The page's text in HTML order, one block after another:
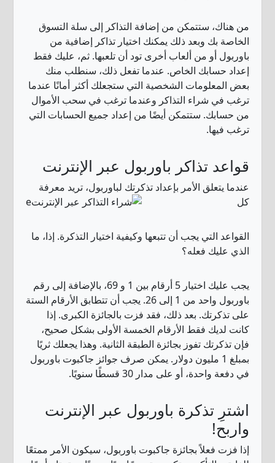
من هناك، ستتمكن من إضافة التذاكر إلى سلة التسوق
الخاصة بك وبعد ذلك يمكنك اختيار تذاكر إضافية من
باوربول أو من ألعاب أخرى تود أن تلعبها. ثم، عليك فقط
إعداد حسابك الخاص. عندما تفعل ذلك، سنطلب منك
بعض المعلومات الشخصية التي ستجعلك أكثر أمانًا عندما
ترغب في شراء التذاكر وعندما ترغب في سحب الأموال
من حسابك. ستتمكن أيضًا من إعداد جميع الحسابات التي
ترغب فيها.
قواعد تذاكر باوربول عبر الإنترنت
عندما يتعلق الأمر بإعداد تذكرتك لباوربول، تريد معرفة
كل
القواعد التي يجب أن تتبعها وكيفية اختيار التذكرة. إذا، ما
الذي عليك فعله؟
يجب عليك اختيار 5 أرقام بين 1 و 69، بالإضافة إلى رقم
باوربول واحد من 1 إلى 26. يجب أن تتطابق الأرقام الستة
على تذكرتك. بعد ذلك، فقد فزت بالجائزة الكبرى. إذا
كانت لديك فقط الأرقام الخمسة الأولى بشكل صحيح،
فإن تذكرتك تفوز بجائزة الطبقة الثانية. وهذا يجعلك ثريًا
بمبلغ 1 مليون دولار. يمكن صرف جوائز جاكبوت باوربول
في دفعة واحدة، أو على مدار 30 قسطًا سنويًا.
اشترِ تذكرة باوربول عبر الإنترنت
واربح!
إذا فزت فعلاً بجائزة جاكبوت باوربول، سيكون الأمر ممتعًا